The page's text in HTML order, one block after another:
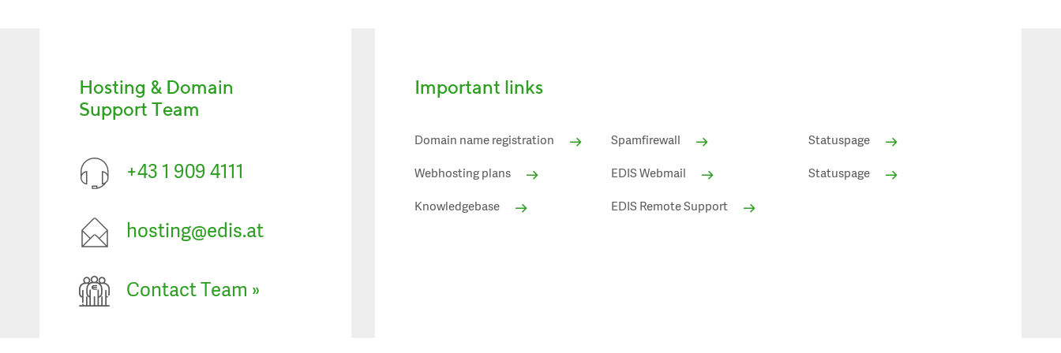
Hosting & Domain
Support Team
+43 1 909 4111
hosting@edis.at
Contact Team »
Important links
Domain name registration
Webhosting plans
Knowledgebase
Spamfirewall
EDIS Webmail
EDIS Remote Support
Statuspage
Statuspage